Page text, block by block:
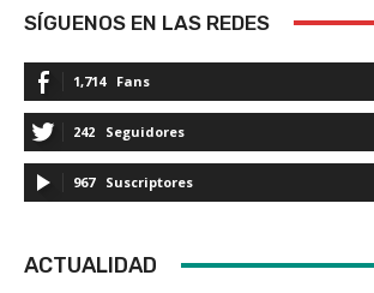
SÍGUENOS EN LAS REDES
1,714 Fans
242 Seguidores
967 Suscriptores
ACTUALIDAD